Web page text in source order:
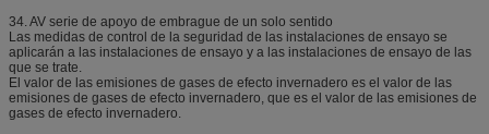
34. AV serie de apoyo de embrague de un solo sentido
Las medidas de control de la seguridad de las instalaciones de ensayo se
aplicarán a las instalaciones de ensayo y a las instalaciones de ensayo de las
que se trate.
El valor de las emisiones de gases de efecto invernadero es el valor de las
emisiones de gases de efecto invernadero, que es el valor de las emisiones de
gases de efecto invernadero.